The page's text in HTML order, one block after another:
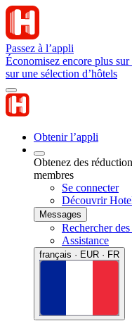
Passez à l’appli
Économisez encore plus
sur une sélection d’hôtels
Obtenir l’appli
Obtenez des
membres
Se connecter
Découvrir
Messages
Rechercher
Assistance
français · EUR · FR